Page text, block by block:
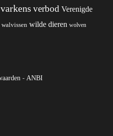
varkens verbod Verenigde
walvissen wilde dieren wolven
- ANBI